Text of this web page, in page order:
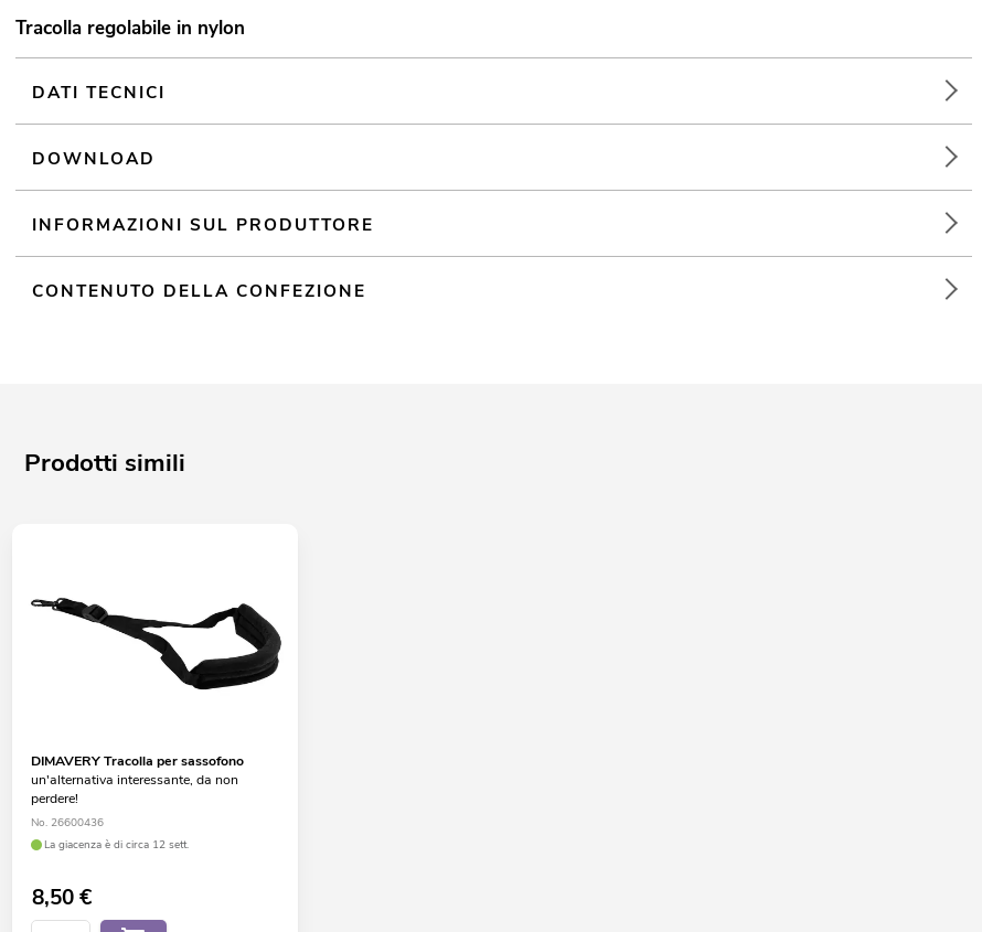
Tracolla regolabile in nylon
DATI TECNICI
DOWNLOAD
INFORMAZIONI SUL PRODUTTORE
CONTENUTO DELLA CONFEZIONE
Prodotti simili
DIMAVERY Tracolla per sassofono
un'alternativa interessante, da non
perdere!
No. 26600436
La giacenza è di circa 12 sett.
8,50€